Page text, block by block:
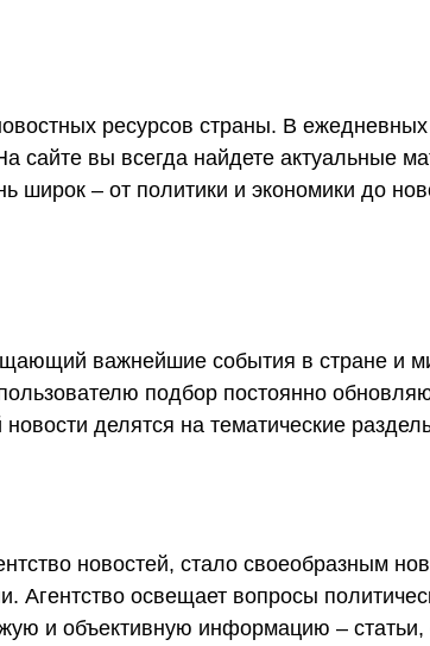
ресурсов страны. В
сайте вы всегда найдете актуальные
– от политики и экономики до
важнейшие события в стране и
подбор постоянно
делятся на тематические
новостей, стало своеобразным
Агентство освещает вопросы
и объективную информацию –